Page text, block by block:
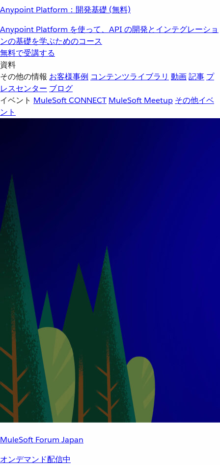
Anypoint Platform：開発基礎 (無料)
Anypoint Platform を使って、API の開発とインテグレーショ
ンの基礎を学ぶためのコース
無料で受講する
資料
その他の情報 お客様事例 コンテンツライブラリ 動画記事 プ
レスセンター ブログ
イベント MuleSoft CONNECT MuleSoft Meetup その他イベ
ント
MuleSoft Forum Japan
オンデマンド配信中